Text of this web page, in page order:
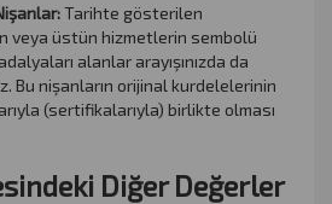
Tarihte gösterilen
veya üstün hizmetlerin sembolü
alanlar arayışınızda da
Bu nişanların orijinal kurdelelerinin
(sertifikalarıyla) birlikte olması
Diğer Değerler